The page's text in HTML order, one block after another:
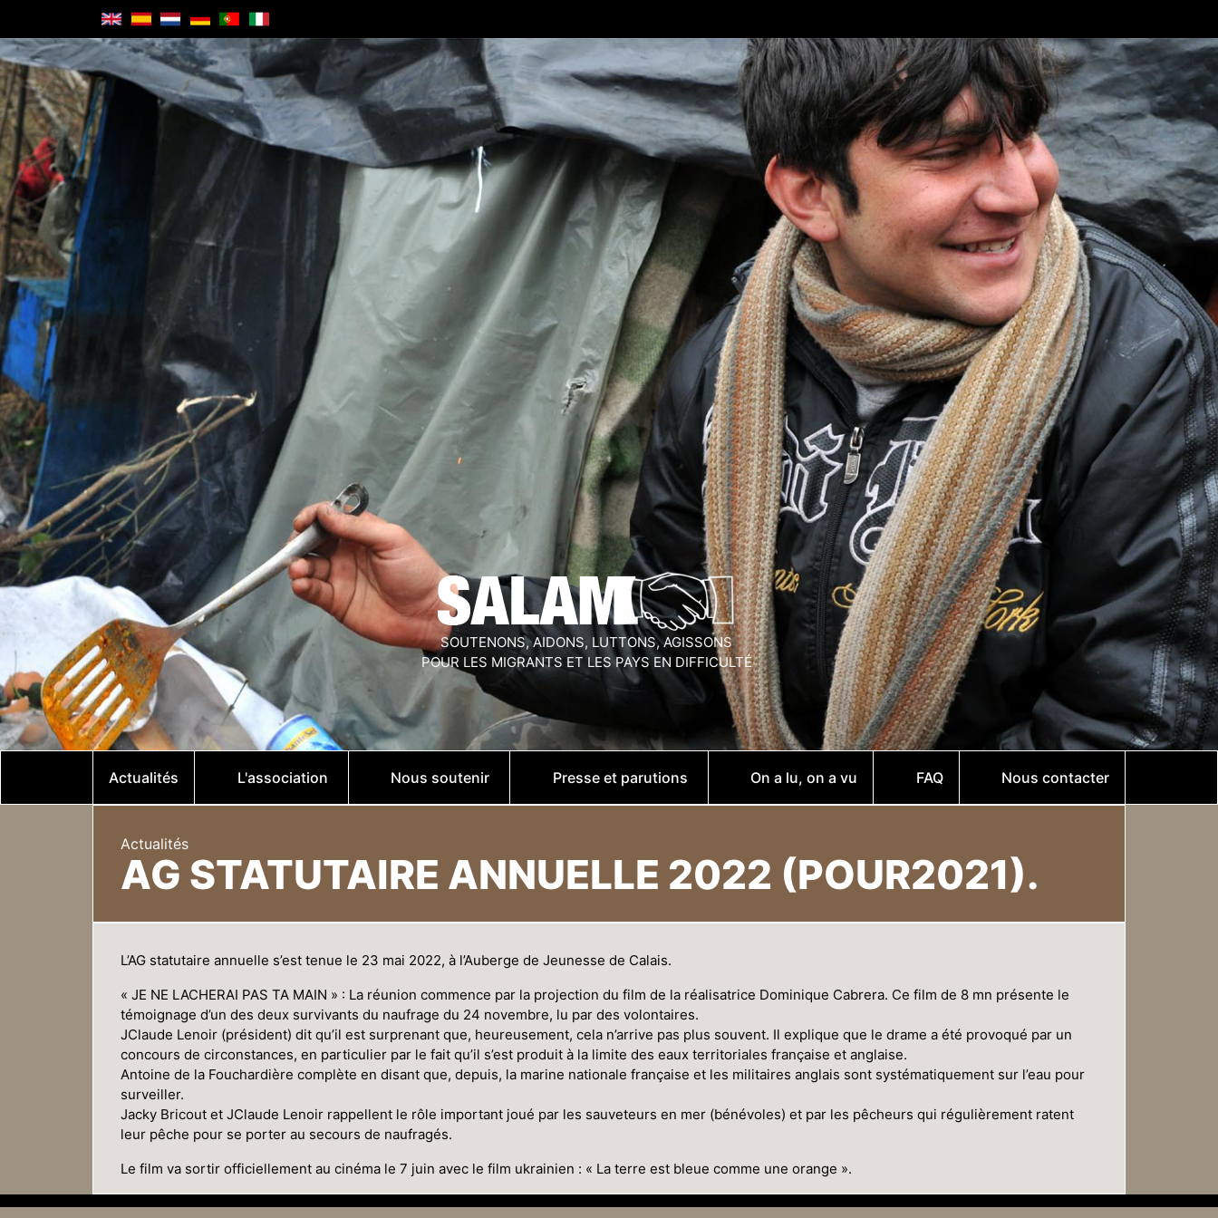
SOUTENONS, AIDONS, LUTTONS, AGISSONS
POUR LES MIGRANTS ET LES PAYS EN DIFFICULTÉ
Actualités L'association Nous soutenir Presse et parutions On a lu, on a vu FAQ Nous contacter
Actualités
AG STATUTAIRE ANNUELLE 2022 (POUR2021).
L’AG statutaire annuelle s’est tenue le 23 mai 2022, à l’Auberge de Jeunesse de Calais.
« JE NE LACHERAI PAS TA MAIN » : La réunion commence par la projection du film de la réalisatrice Dominique Cabrera. Ce film de 8 mn présente le
témoignage d’un des deux survivants du naufrage du 24 novembre, lu par des volontaires.
JClaude Lenoir (président) dit qu’il est surprenant que, heureusement, cela n’arrive pas plus souvent. Il explique que le drame a été provoqué par un
concours de circonstances, en particulier par le fait qu’il s’est produit à la limite des eaux territoriales française et anglaise.
Antoine de la Fouchardière complète en disant que, depuis, la marine nationale française et les militaires anglais sont systématiquement sur l’eau pour
surveiller.
Jacky Bricout et JClaude Lenoir rappellent le rôle important joué par les sauveteurs en mer (bénévoles) et par les pêcheurs qui régulièrement ratent
leur pêche pour se porter au secours de naufragés.
Le film va sortir officiellement au cinéma le 7 juin avec le film ukrainien : « La terre est bleue comme une orange ».